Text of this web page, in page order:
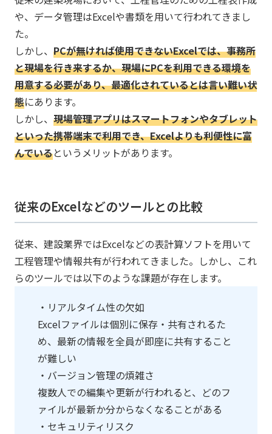
や、データ管理はExcelや書類を用いて行われてきまし
た。
しかし、 PCが無ければ使用できないExcelでは、事務所
と現場を行き来するか、現場にPCを利用できる環境を
用意する必要があり、最適化されているとは言い難い状
態にあります。
しかし、 現場管理アプリはスマートフォンやタブレット
といった携帯端末で利用でき、Excelよりも利便性に富
んでいるというメリットがあります。
従来のExcelなどのツールとの比較
従来、建設業界ではExcelなどの表計算ソフトを用いて
工程管理や情報共有が行われてきました。​しかし、これ
らのツールでは以下のような課題が存在します。
・リアルタイム性の欠如
​Excelファイルは個別に保存・共有されるた
め、最新の情報を全員が即座に共有すること
が難しい
・バージョン管理の煩雑さ
​複数人での編集や更新が行われると、どのフ
ァイルが最新か分からなくなることがある​
・セキュリティリスク